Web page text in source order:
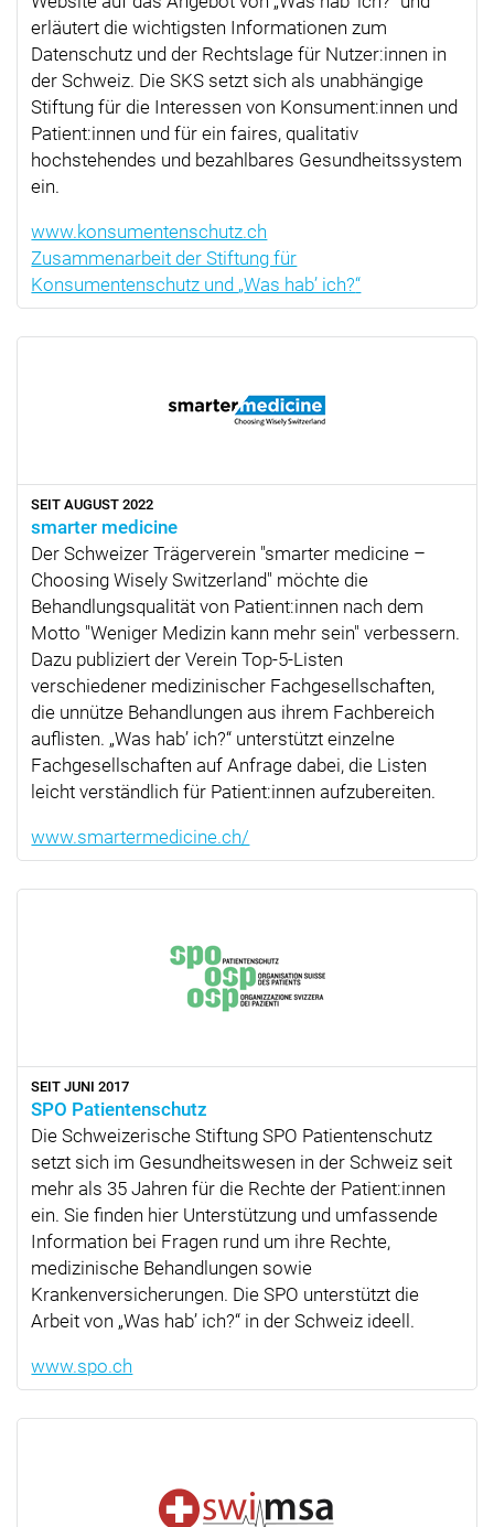
erläutert die wichtigsten Informationen zum
Datenschutz und der Rechtslage für Nutzer:innen in
der Schweiz. Die SKS setzt sich als unabhängige
Stiftung für die Interessen von Konsument:innen und
Patient:innen und für ein faires, qualitativ
hochstehendes und bezahlbares Gesundheitssystem
ein.
www.konsumentenschutz.ch
Zusammenarbeit der Stiftung für
Konsumentenschutz und Was hab’ ich?
SEIT AUGUST 2022
smarter medicine
Der Schweizer Trägerverein "smarter medicine –
Choosing Wisely Switzerland" möchte die
Behandlungsqualität von Patient:innen nach dem
Motto "Weniger Medizin kann mehr sein" verbessern.
Dazu publiziert der Verein Top-5-Listen
verschiedener medizinischer Fachgesellschaften,
die unnütze Behandlungen aus ihrem Fachbereich
auflisten. Was hab’ ich? unterstützt einzelne
Fachgesellschaften auf Anfrage dabei, die Listen
leicht verständlich für Patient:innen aufzubereiten.
www.smartermedicine.ch/
SEIT JUNI 2017
SPO Patientenschutz
Die Schweizerische Stiftung SPO Patientenschutz
setzt sich im Gesundheitswesen in der Schweiz seit
mehr als 35 Jahren für die Rechte der Patient:innen
ein. Sie finden hier Unterstützung und umfassende
Information bei Fragen rund um ihre Rechte,
medizinische Behandlungen sowie
Krankenversicherungen. Die SPO unterstützt die
Arbeit von Was hab’ ich? in der Schweiz ideell.
www.spo.ch